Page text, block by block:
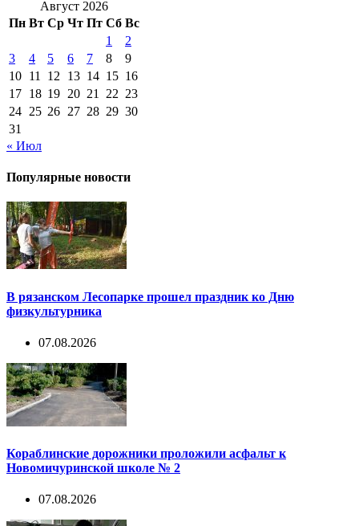
Август 2026
Пн Вт Ср Чт Пт Сб Вс
1
2
3
4 5 6 7 8
9
10 11 12 13 14 15 16
17 18 19 20 21 22 23
24 25 26 27 28 29 30
31
« Июл
Популярные новости
В рязанском Лесопарке прошел праздник ко Дню
физкультурника
07.08.2026
Кораблинские дорожники проложили асфальт к
Новомичуринской школе № 2
07.08.2026